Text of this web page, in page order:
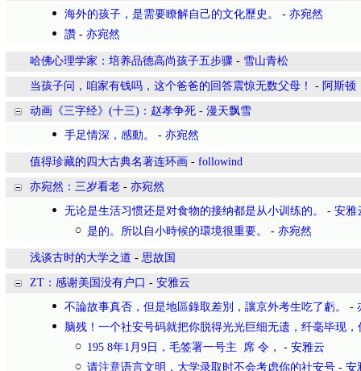
海外的孩子，是需要瞭解自己的文化歷史。
- 亦宛然
讚 - 亦宛然
哈佛心理学家：培养品德高尚孩子五步骤 - 雪山青松
当孩子问，咱家有钱吗，这个爸爸的回答震惊无数父母！ - 阿斯顿
动画《三字经》(十三)：赵孝争死 - 漫天飘雪
手足情深，感動。
- 亦宛然
值得珍藏的四大古典名著连环画 - followind
亦宛然：三岁看老 - 亦宛然
无论是生活习惯还是对食物的接纳都是从小训练的。
- 安雅
是的。所以自小時候的環境很重要。
- 亦宛然
浅谈古时的大学之道 - 思故国
ZT：感谢美国没有户口 - 安雅云
不論故事真否，但是地區錄取差別，讓京外考生吃了虧。
-
脑残！一个社安号码就把你脱得光光巨细无遗，纤毫毕现，
195 8年1月9日，毛签署一号主 席 令，
- 安雅云
请注意语言文明，大学录取时不会考虑你的社安号 - 安